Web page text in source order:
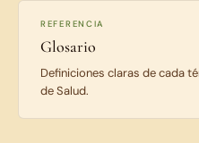
REFERENCIA
Glosario
Definiciones claras de cada
de Salud.